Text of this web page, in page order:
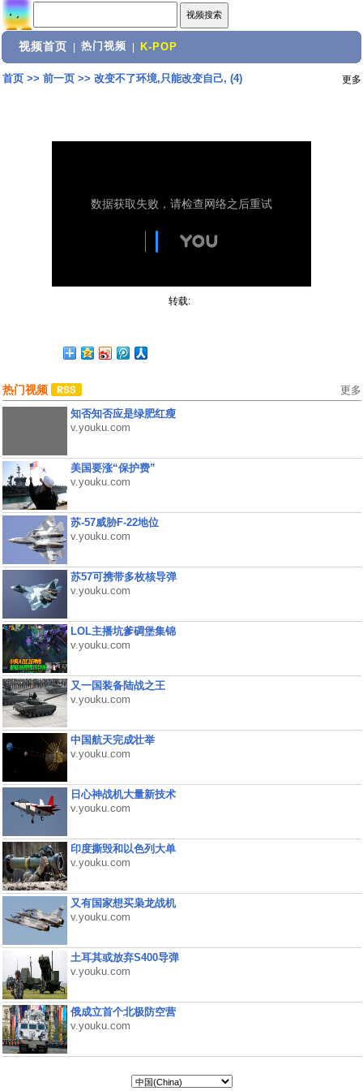
视频首页 热门视频 K-POP
首页>> 前一页>> 改变不了环境,只能改变自己, (4) 更多
转载:
热门视频 更多
知否知否应是绿肥红瘦
v.youku.com
美国要涨“保护费”
v.youku.com
苏-57威胁F-22地位
v.youku.com
苏57可携带多枚核导弹
v.youku.com
LOL主播坑爹碉堡集锦
v.youku.com
又一国装备陆战之王
v.youku.com
中国航天完成壮举
v.youku.com
日心神战机大量新技术
v.youku.com
印度撕毁和以色列大单
v.youku.com
又有国家想买枭龙战机
v.youku.com
土耳其或放弃S400导弹
v.youku.com
俄成立首个北极防空营
v.youku.com